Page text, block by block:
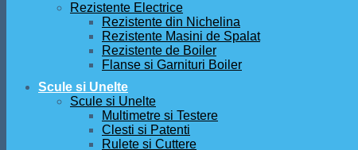
Rezistente Electrice
Rezistente din Nichelina
Rezistente Masini de Spalat
Rezistente de Boiler
Flanse si Garnituri Boiler
Scule si Unelte
Scule si Unelte
Multimetre si Testere
Clesti si Patenti
Rulete si Cuttere